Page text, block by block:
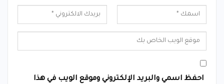
احفظ اسمي والبريد الإلكتروني وموقع الويب في هذا